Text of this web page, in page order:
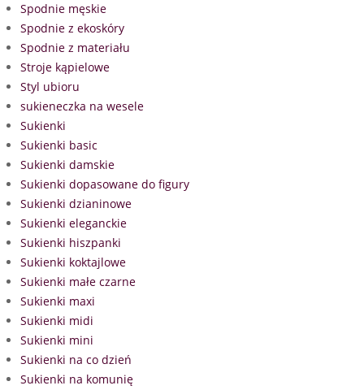
Spodnie męskie
Spodnie z ekoskóry
Spodnie z materiału
Stroje kąpielowe
Styl ubioru
sukieneczka na wesele
Sukienki
Sukienki basic
Sukienki damskie
Sukienki dopasowane do figury
Sukienki dzianinowe
Sukienki eleganckie
Sukienki hiszpanki
Sukienki koktajlowe
Sukienki małe czarne
Sukienki maxi
Sukienki midi
Sukienki mini
Sukienki na co dzień
Sukienki na komunię